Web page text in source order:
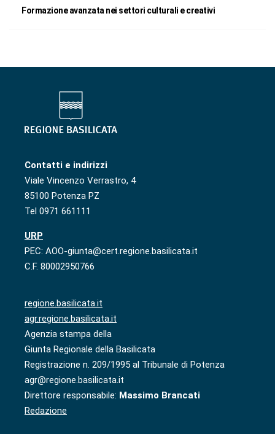
Formazione avanzata nei settori culturali e creativi
Contatti e indirizzi
Viale Vincenzo Verrastro, 4
85100 Potenza PZ
Tel 0971 661111
URP
PEC: AOO-giunta@cert.regione.basilicata.it
C.F. 80002950766
regione.basilicata.it
agr.regione.basilicata.it
Agenzia stampa della
Giunta Regionale della Basilicata
Registrazione n. 209/1995 al Tribunale di Potenza
agr@regione.basilicata.it
Direttore responsabile: Massimo Brancati
Redazione